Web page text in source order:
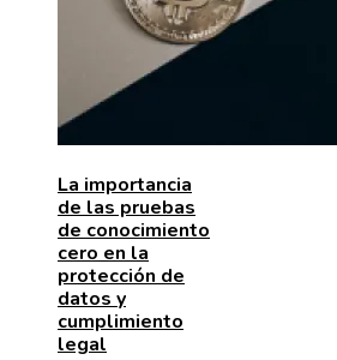
La importancia
de las pruebas
de conocimiento
cero en la
protección de
datos y
cumplimiento
legal